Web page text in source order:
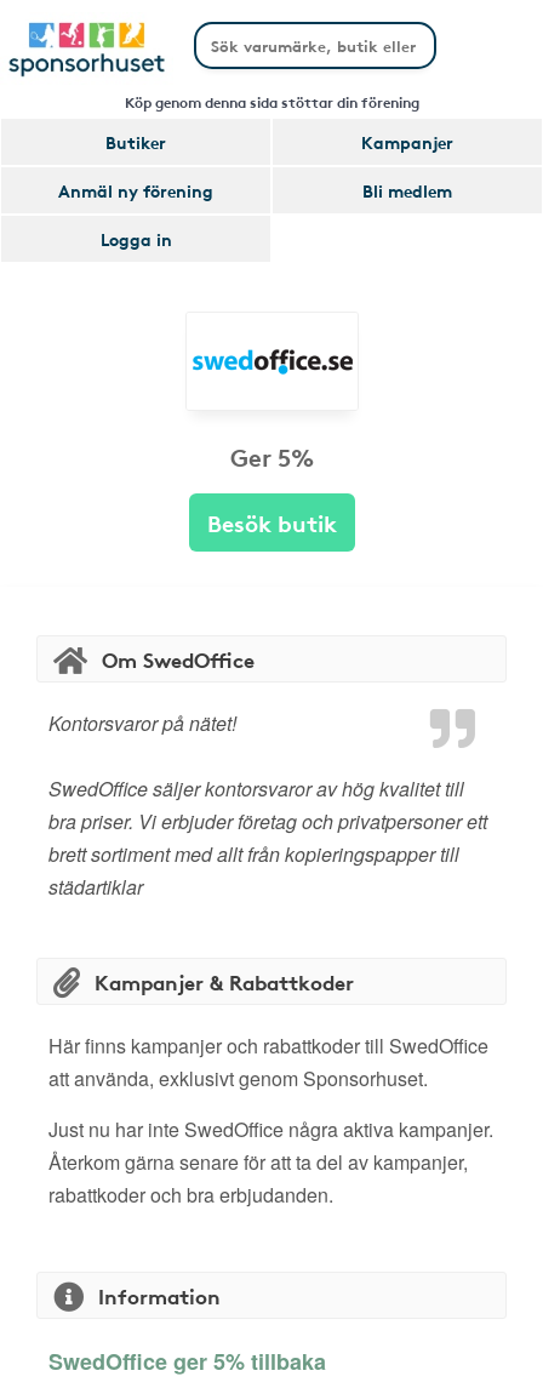
Köp genom denna sida stöttar din förening
Butiker
Kampanjer
Anmäl ny förening
Bli medlem
Logga in
Ger 5%
Besök butik
Om SwedOffice
Kontorsvaror på nätet!
SwedOffice säljer kontorsvaror av hög kvalitet till
bra priser. Vi erbjuder företag och privatpersoner ett
brett sortiment med allt från kopieringspapper till
städartiklar
Kampanjer & Rabattkoder
Här finns kampanjer och rabattkoder till SwedOffice
att använda, exklusivt genom Sponsorhuset.
Just nu har inte SwedOffice några aktiva kampanjer.
Återkom gärna senare för att ta del av kampanjer,
rabattkoder och bra erbjudanden.
Information
SwedOffice ger 5% tillbaka